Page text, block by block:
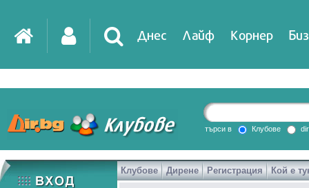
Днес Лайф Корнер
DirTV Impressio
Games
търси в Клубове
Клубове Дирене Регистрация Кой е